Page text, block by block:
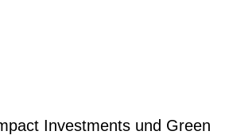
Investments und Green